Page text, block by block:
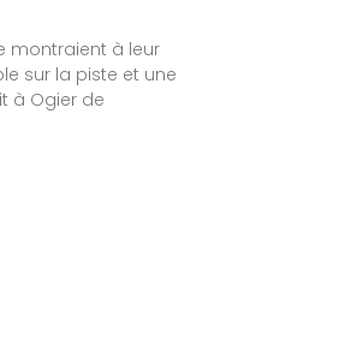
montraient à leur
sur la piste et une
à Ogier de